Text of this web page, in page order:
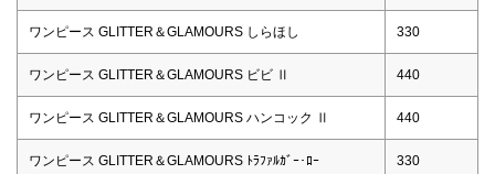
ワンピース GLITTER＆GLAMOURS しらほし 330
ワンピース GLITTER＆GLAMOURS ビビ Ⅱ 440
ワンピース GLITTER＆GLAMOURS ハンコック Ⅱ 440
ワンピース GLITTER＆GLAMOURS ﾄﾗﾌｧﾙｶﾞｰ･ﾛｰ 330